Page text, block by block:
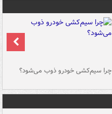
چرا سیم‌کشی خودرو ذوب می‌شود؟